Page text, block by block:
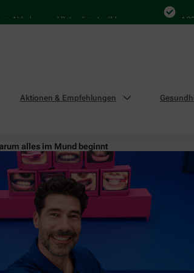
und Botendienst wählen 4.000
Aktionen & Empfehlungen
alles im Mund beginnt